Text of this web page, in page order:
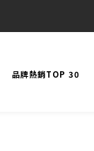
品牌熱銷TOP 30